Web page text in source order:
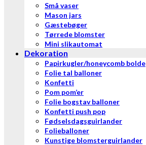
Små vaser
Mason jars
Gæstebøger
Tørrede blomster
Mini slikautomat
Dekoration
Papirkugler/honeycomb bolde
Folie tal balloner
Konfetti
Pom pom’er
Folie bogstav balloner
Konfetti push pop
Fødselsdagsguirlander
Folieballoner
Kunstige blomsterguirlander